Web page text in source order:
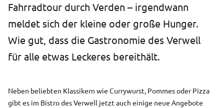
Fahrradtour durch Verden – irgendwann
meldet sich der kleine oder große Hunger.
Wie gut, dass die Gastronomie des Verwell
für alle etwas Leckeres bereithält.
Neben beliebten Klassikern wie Currywurst, Pommes oder Pizza
gibt es im Bistro des Verwell jetzt auch einige neue Angebote
Zeilenabstand
Zeilenabstand
Graustufen
Lesehilfe